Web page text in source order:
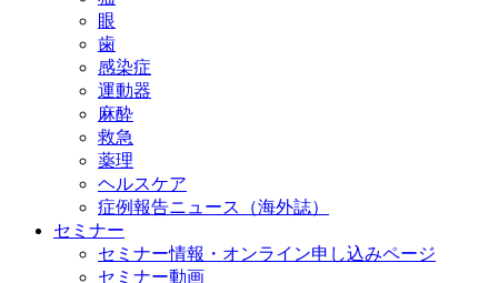
眼
歯
感染症
運動器
麻酔
救急
薬理
ヘルスケア
症例報告ニュース（海外誌）
セミナー
セミナー情報・オンライン申し込みページ
セミナー動画